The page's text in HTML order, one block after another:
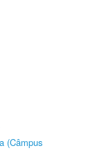
(Câmpus